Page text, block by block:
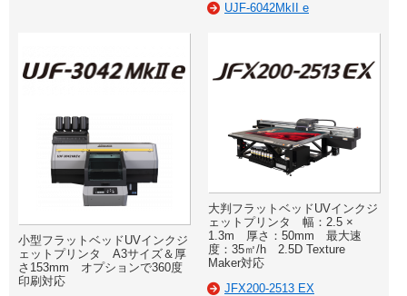
UJF-6042MkII e
小型フラットベッドUVインクジ
ェットプリンタ A3サイズ＆厚
さ153mm オプションで360度
印刷対応
大判フラットベッドUVインクジ
ェットプリンタ 幅：2.5 ×
1.3m 厚さ：50mm 最大速
度：35㎡/h 2.5D Texture
Maker対応
JFX200-2513 EX